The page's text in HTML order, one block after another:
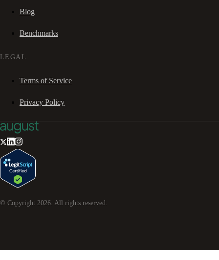
Blog
Benchmarks
LEGAL
Terms of Service
Privacy Policy
© Copyright 2026 . All rights reserved.